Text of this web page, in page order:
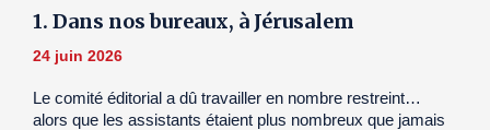
1. Dans nos bureaux, à Jérusalem
24 juin 2026
Le comité éditorial a dû travailler en nombre restreint…
alors que les assistants étaient plus nombreux que jamais